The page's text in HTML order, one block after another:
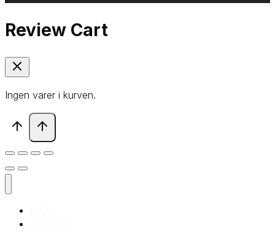
Review Cart
Ingen varer i kurven.